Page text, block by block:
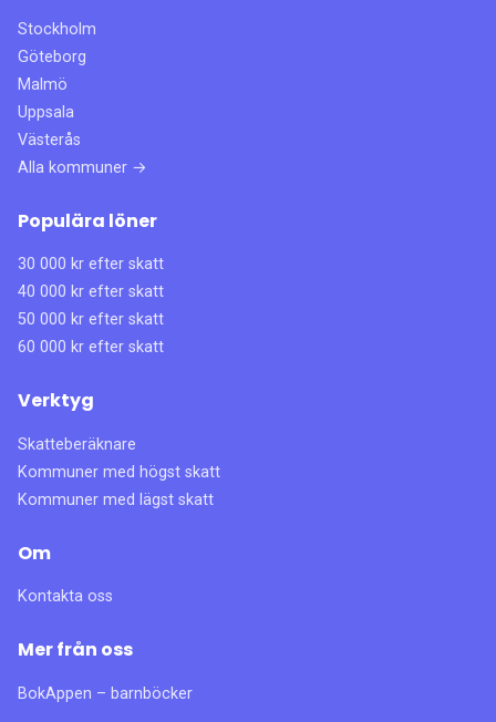
Stockholm
Göteborg
Malmö
Uppsala
Västerås
Alla kommuner →
Populära löner
30 000 kr efter skatt
40 000 kr efter skatt
50 000 kr efter skatt
60 000 kr efter skatt
Verktyg
Skatteberäknare
Kommuner med högst skatt
Kommuner med lägst skatt
Om
Kontakta oss
Mer från oss
BokAppen – barnböcker